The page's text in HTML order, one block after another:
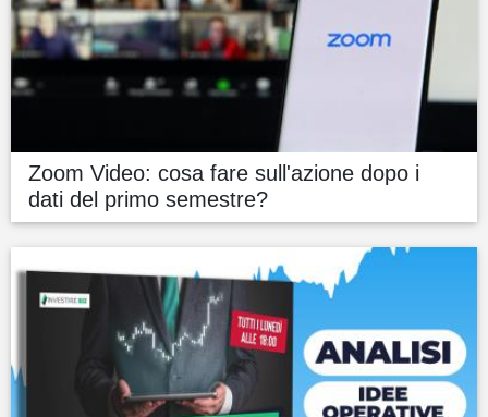
Zoom Video: cosa fare sull'azione dopo i
dati del primo semestre?